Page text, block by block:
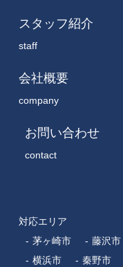
スタッフ紹介
staff
会社概要
company
お問い合わせ
contact
対応エリア
茅ヶ崎市
藤沢市
横浜市
秦野市